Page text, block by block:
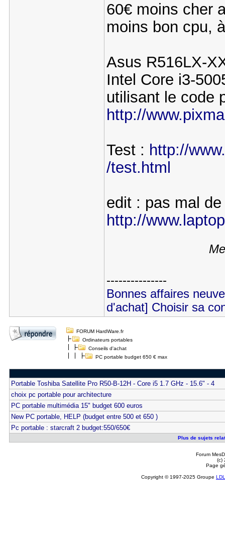
60€ moins cher
moins bon cpu,
Asus R516LX-
Intel Core i3-
utilisant le code
http://
Test : http://
/test.html
edit : pas mal
http://
---------------
Bonnes affaires
d'achat] Choisir sa
FORUM HardWare.fr
Ordinateurs portables
Conseils d'achat
PC portable budget 650 € max
Portable Toshiba Satellite Pro R50-B-12H - Core i5 1.7 GHz - 15.6" - 4
choix pc portable pour architecture
PC portable multimédia 15" budget 600 euros
New PC portable, HELP (budget entre 500 et 650 )
Pc portable : starcraft 2 budget:550/650€
Plus de sujets
Forum
(c)
Page
Copyright © 1997-2025 Groupe